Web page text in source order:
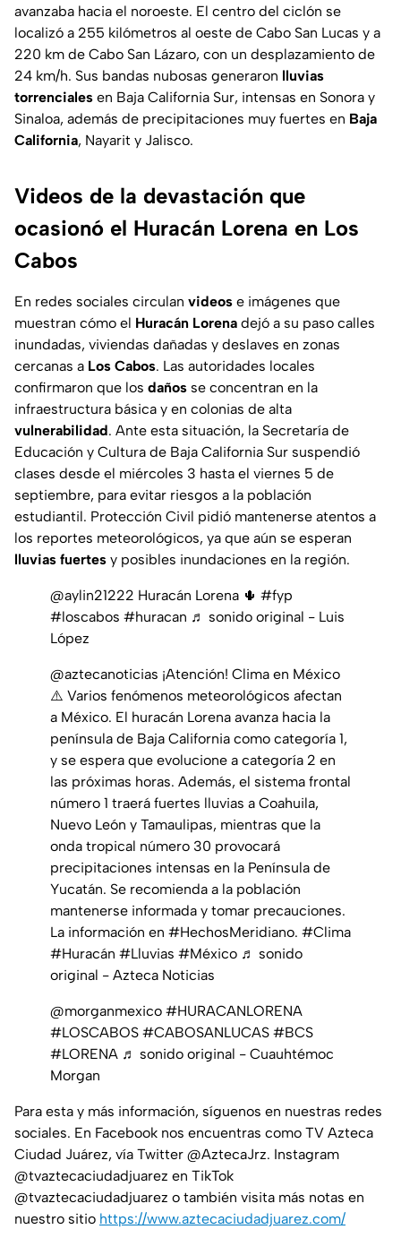
avanzaba hacia el noroeste. El centro del ciclón se
localizó a 255 kilómetros al oeste de Cabo San Lucas y a
220 km de Cabo San Lázaro, con un desplazamiento de
24 km/h. Sus bandas nubosas generaron lluvias
torrenciales en Baja California Sur, intensas en Sonora y
Sinaloa, además de precipitaciones muy fuertes en Baja
California, Nayarit y Jalisco.
Videos de la devastación que
ocasionó el Huracán Lorena en Los
Cabos
En redes sociales circulan videos e imágenes que
muestran cómo el Huracán Lorena dejó a su paso calles
inundadas, viviendas dañadas y deslaves en zonas
cercanas a Los Cabos. Las autoridades locales
confirmaron que los daños se concentran en la
infraestructura básica y en colonias de alta
vulnerabilidad. Ante esta situación, la Secretaría de
Educación y Cultura de Baja California Sur suspendió
clases desde el miércoles 3 hasta el viernes 5 de
septiembre, para evitar riesgos a la población
estudiantil. Protección Civil pidió mantenerse atentos a
los reportes meteorológicos, ya que aún se esperan
lluvias fuertes y posibles inundaciones en la región.
@aylin21222 Huracán Lorena 🌵 #fyp
#loscabos #huracan ♬ sonido original - Luis
López
@aztecanoticias ¡Atención! Clima en México
⚠️ Varios fenómenos meteorológicos afectan
a México. El huracán Lorena avanza hacia la
península de Baja California como categoría 1,
y se espera que evolucione a categoría 2 en
las próximas horas. Además, el sistema frontal
número 1 traerá fuertes lluvias a Coahuila,
Nuevo León y Tamaulipas, mientras que la
onda tropical número 30 provocará
precipitaciones intensas en la Península de
Yucatán. Se recomienda a la población
mantenerse informada y tomar precauciones.
La información en #HechosMeridiano. #Clima
#Huracán #Lluvias #México ♬ sonido
original - Azteca Noticias
@morganmexico #HURACANLORENA
#LOSCABOS #CABOSANLUCAS #BCS
#LORENA ♬ sonido original - Cuauhtémoc
Morgan
Para esta y más información, síguenos en nuestras redes
sociales. En Facebook nos encuentras como TV Azteca
Ciudad Juárez, vía Twitter @AztecaJrz. Instagram
@tvaztecaciudadjuarez en TikTok
@tvaztecaciudadjuarez o también visita más notas en
nuestro sitio https://www.aztecaciudadjuarez.com/